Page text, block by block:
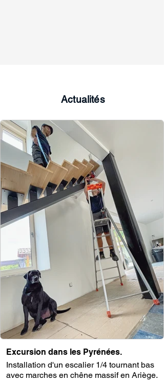
Actualités
Excursion dans les Pyrénées.
Installation d'un escalier 1/4 tournant bas
avec marches en chêne massif en Ariège.